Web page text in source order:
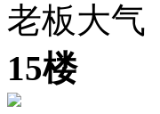
老板大气
15楼